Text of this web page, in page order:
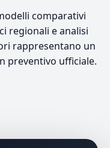
comparativi
regionali e analisi
rappresentano un
preventivo ufficiale.